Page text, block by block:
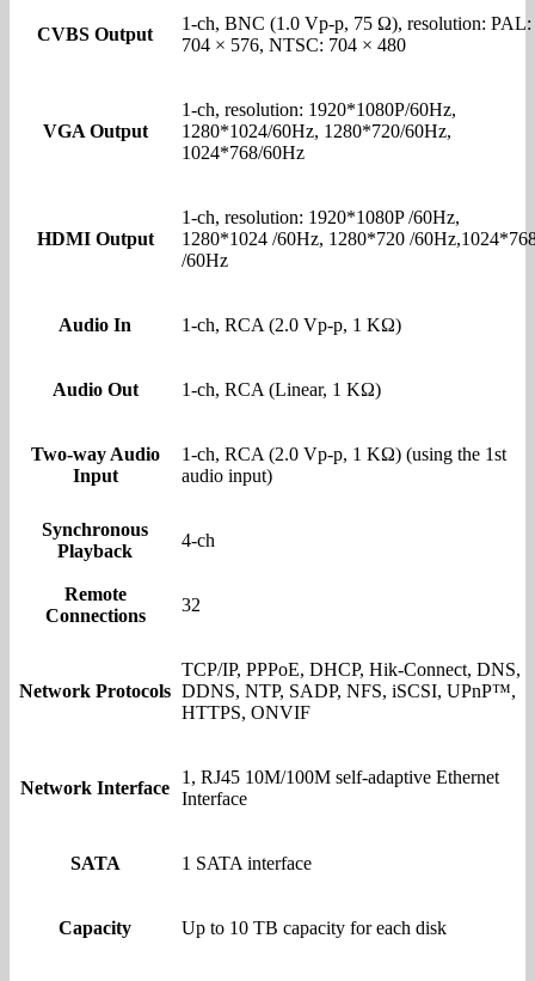
CVBS Output
1-ch, BNC (1.0 Vp-p, 75 Ω), resolution: PAL:
704 × 576, NTSC: 704 × 480
VGA Output
1-ch, resolution: 1920*1080P/60Hz,
1280*1024/60Hz, 1280*720/60Hz,
1024*768/60Hz
HDMI Output
1-ch, resolution: 1920*1080P /60Hz,
1280*1024 /60Hz, 1280*720 /
/60Hz
Audio In 1-ch, RCA (2.0 Vp-p, 1 KΩ)
Audio Out 1-ch, RCA (Linear, 1 KΩ)
Two-way Audio
Input
1-ch, RCA (2.0 Vp-p, 1 KΩ) (using the 1st
audio input)
Synchronous
Playback
4-ch
Remote
Connections
32
Network Protocols
TCP/IP, PPPoE, DHCP, Hik-Connect, DNS,
DDNS, NTP, SADP, NFS, iSCSI, UPnP™,
HTTPS, ONVIF
Network Interface
1, RJ45 10M/100M self-adaptive Ethernet
Interface
SATA 1 SATA interface
Capacity Up to 10 TB capacity for each disk